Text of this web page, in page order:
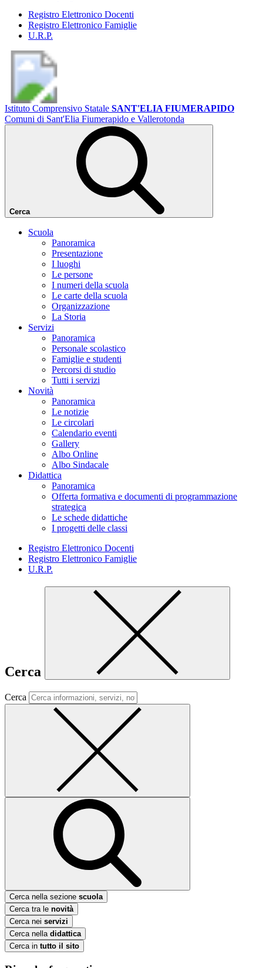
Registro Elettronico Docenti
Registro Elettronico Famiglie
U.R.P.
Istituto Comprensivo Statale SANT'ELIA FIUMERAPIDO
Comuni di Sant'Elia Fiumerapido e Vallerotonda
Cerca
Scuola
Panoramica
Presentazione
I luoghi
Le persone
I numeri della scuola
Le carte della scuola
Organizzazione
La Storia
Servizi
Panoramica
Personale scolastico
Famiglie e studenti
Percorsi di studio
Tutti i servizi
Novità
Panoramica
Le notizie
Le circolari
Calendario eventi
Gallery
Albo Online
Albo Sindacale
Didattica
Panoramica
Offerta formativa e documenti di programmazione
strategica
Le schede didattiche
I progetti delle classi
Registro Elettronico Docenti
Registro Elettronico Famiglie
U.R.P.
Cerca
Cerca
Cerca nella sezione scuola
Cerca tra le novità
Cerca nei servizi
Cerca nella didattica
Cerca in tutto il sito